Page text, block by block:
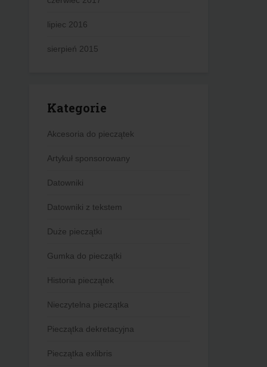
lipiec 2016
sierpień 2015
Kategorie
Akcesoria do pieczątek
Artykuł sponsorowany
Datowniki
Datowniki z tekstem
Duże pieczątki
Gumka do pieczątki
Historia pieczątek
Nieczytelna pieczątka
Pieczątka dekretacyjna
Pieczątka exlibris